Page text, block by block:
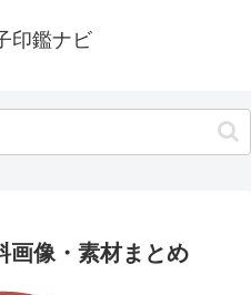
印鑑ナビ
画像・素材まとめ